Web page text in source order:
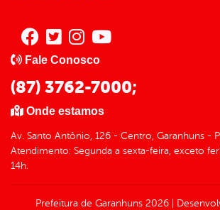
Fale Conosco
(87) 3762-7000;
Onde estamos
Av. Santo Antônio, 126 - Centro, Garanhuns -
Atendimento: Segunda a sexta-feira, exceto
14h.
Prefeitura de Garanhuns 2026